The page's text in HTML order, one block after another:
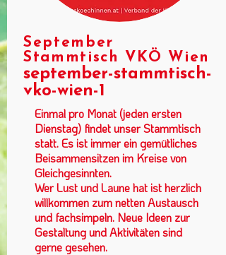
September
Stammtisch VKÖ Wien
september-stammtisch-
vko-wien-1
Einmal pro Monat (jeden ersten
Dienstag) findet unser Stammtisch
statt. Es ist immer ein gemütliches
Beisammensitzen im Kreise von
Gleichgesinnten.
Wer Lust und Laune hat ist herzlich
willkommen zum netten Austausch
und fachsimpeln. Neue Ideen zur
Gestaltung und Aktivitäten sind
gerne gesehen.